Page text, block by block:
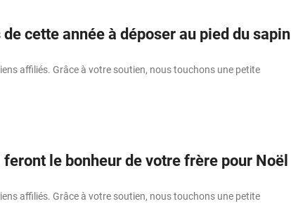
cette année à déposer au pied du sapin
affiliés. Grâce à votre soutien, nous touchons une petite
le bonheur de votre frère pour Noël
affiliés. Grâce à votre soutien, nous touchons une petite